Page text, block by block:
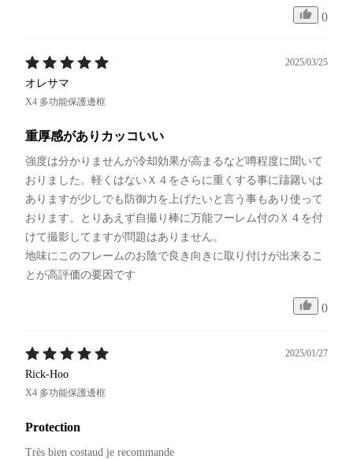
0
2025/03/25
オレサマ
X4 多功能保護邊框
重厚感がありカッコいい
強度は分かりませんが冷却効果が高まるなど噂程度に聞いて
おりました。軽くはないＸ４をさらに重くする事に躊躇いは
ありますが少しでも防御力を上げたいと言う事もあり使って
おります。とりあえず自撮り棒に万能フーレム付のＸ４を付
けて撮影してますが問題はありません。
地味にこのフレームのお陰で良き向きに取り付けが出来るこ
とが高評価の要因です
0
2025/01/27
Rick-Hoo
X4 多功能保護邊框
Protection
Très bien costaud je recommande